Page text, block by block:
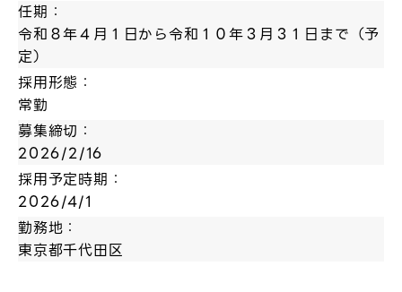
任期：
令和８年４月１日から令和１０年３月３１日まで（予
定）
採用形態：
常勤
募集締切：
2026/2/16
採用予定時期：
2026/4/1
勤務地：
東京都千代田区